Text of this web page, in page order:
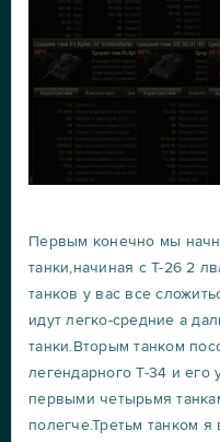
Первым конечно мы
танки,начиная с Т-26 2
танков у вас все
идут легко-средние а
танки.Вторым танком
легендарного Т-34 и его
первыми четырьмя
полегче.Третьм танком